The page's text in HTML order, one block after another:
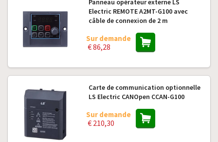
Panneau opérateur externe LS
Electric REMOTE A2MT-G100 avec
câble de connexion de 2 m
Sur demande
€ 86,28
Carte de communication optionnelle
LS Electric CANOpen CCAN-G100
Sur demande
€ 210,30